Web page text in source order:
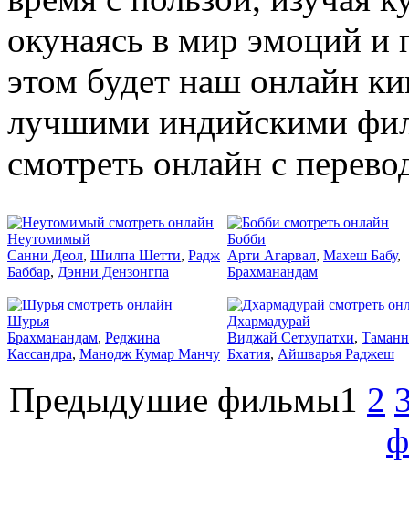
окунаясь в мир эмоций и
этом будет наш онлайн
лучшими индийскими
смотреть онлайн с
Неутомимый
Санни Деол, Шилпа Шетти, Радж
Баббар, Дэнни Дензонгпа
Бобби
Арти Агарвал, Махеш Бабу,
Брахманандам
Шурья
Брахманандам, Реджина
Кассандра, Манодж Кумар Манчу
Дхармадурай
Виджай Сетхупатхи,
Бхатия, Айшварья Раджеш
Предыдушие фильмы1 2